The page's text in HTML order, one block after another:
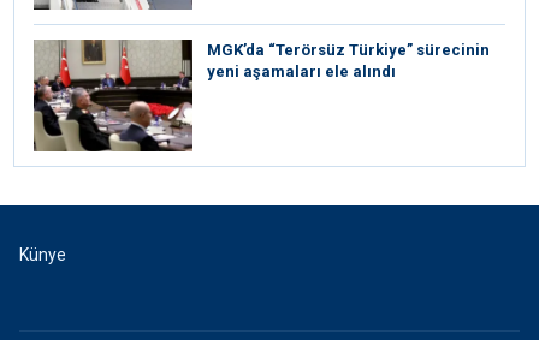
MGK’da “Terörsüz Türkiye” sürecinin
yeni aşamaları ele alındı
Künye